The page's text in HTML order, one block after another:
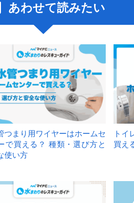
あわせて読みたい
つまり用ワイヤーはホームセ
で買える？ 種類・選び方と
使い方
トイ
買え